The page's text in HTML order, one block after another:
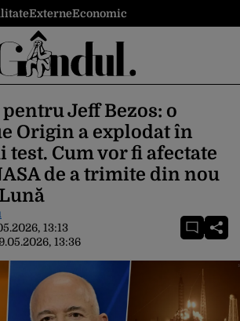
ExterneEconomic
Jeff Bezos: o
Origin a explodat în
Cum vor fi afectate
de a trimite din nou
13:13
13:36